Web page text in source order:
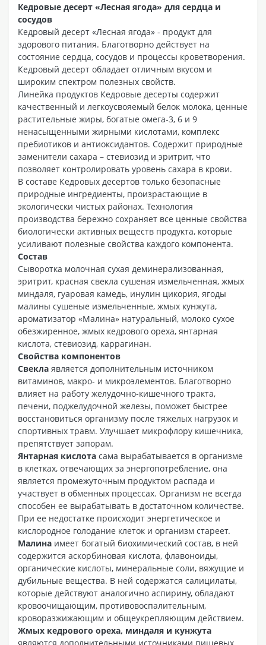
Кедровые десерт «Лесная ягода» для сердца и
сосудов
Кедровый десерт «Лесная ягода» - продукт для
здорового питания. Благотворно действует на
состояние сердца, сосудов и процессы кроветворения.
Кедровый десерт обладает отличным вкусом и
широким спектром полезных свойств.
Линейка продуктов Кедровые десерты содержит
качественный и легкоусвояемый белок молока, ценные
растительные жиры, богатые омега-3, 6 и 9
ненасыщенными жирными кислотами, комплекс
пребиотиков и антиоксидантов. Содержит природные
заменители сахара – стевиозид и эритрит, что
позволяет контролировать уровень сахара в крови.
В составе Кедровых десертов только безопасные
природные ингредиенты, произрастающие в
экологически чистых районах. Технология
производства бережно сохраняет все ценные свойства
биологически активных веществ продукта, которые
усиливают полезные свойства каждого компонента.
Состав
Сыворотка молочная сухая деминерализованная,
эритрит, красная свекла сушеная измельченная, жмых
миндаля, гуаровая камедь, инулин цикория, ягоды
малины сушеные измельченные, жмых кунжута,
ароматизатор «Малина» натуральный, молоко сухое
обезжиренное, жмых кедрового ореха, янтарная
кислота, стевиозид, каррагинан.
Свойства компонентов
Свекла является дополнительным источником
витаминов, макро- и микроэлементов. Благотворно
влияет на работу желудочно-кишечного тракта,
печени, поджелудочной железы, поможет быстрее
восстановиться организму после тяжелых нагрузок и
спортивных травм. Улучшает микрофлору кишечника,
препятствует запорам.
Янтарная кислота сама вырабатывается в организме
в клетках, отвечающих за энергопотребление, она
является промежуточным продуктом распада и
участвует в обменных процессах. Организм не всегда
способен ее вырабатывать в достаточном количестве.
При ее недостатке происходит энергетическое и
кислородное голодание клеток и организм стареет.
Малина имеет богатый биохимический состав, в ней
содержится аскорбиновая кислота, флавоноиды,
органические кислоты, минеральные соли, вяжущие и
дубильные вещества. В ней содержатся салицилаты,
которые действуют аналогично аспирину, обладают
кровоочищающим, противовоспалительным,
кроворазжижающим и общеукрепляющим действием.
Жмых кедрового ореха, миндаля и кунжута